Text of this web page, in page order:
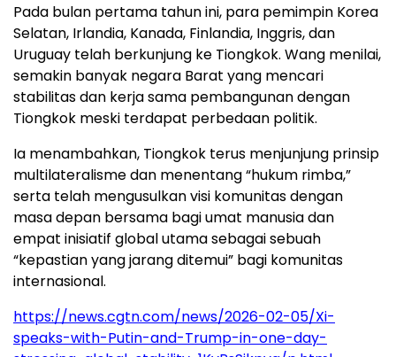
Pada bulan pertama tahun ini, para pemimpin Korea
Selatan, Irlandia, Kanada, Finlandia, Inggris, dan
Uruguay telah berkunjung ke Tiongkok. Wang menilai,
semakin banyak negara Barat yang mencari
stabilitas dan kerja sama pembangunan dengan
Tiongkok meski terdapat perbedaan politik.
Ia menambahkan, Tiongkok terus menjunjung prinsip
multilateralisme dan menentang “hukum rimba,”
serta telah mengusulkan visi komunitas dengan
masa depan bersama bagi umat manusia dan
empat inisiatif global utama sebagai sebuah
“kepastian yang jarang ditemui” bagi komunitas
internasional.
https://news.cgtn.com/news/2026-02-05/Xi-
speaks-with-Putin-and-Trump-in-one-day-